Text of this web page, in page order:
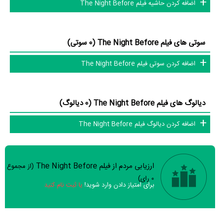
هر یک از آنها درمنظومیک صفحه اختصاصی دارند.
The Night Before هنوز موردی ثبت نشده است. قطعا ما و شما به این حد
قانع نیستیم؛ باید به‌کمک علاقمندان فیلم، سریال و تئاتر، این دایرة‌المعارف
کامل‌تر کنیم.
اضافه کردن حاشیه فیلم The Night Before
سوتی های فیلم The Night Before (0 سوتی)
اضافه کردن سوتی فیلم The Night Before
دیالوگ های فیلم The Night Before (0 دیالوگ)
اضافه کردن دیالوگ فیلم The Night Before
سوالات نظرسنجی ( 8 سوال) ارزیابی مردم از فیلم The Night Before
(از مجموع
0 رای)
برای امتیاز دادن وارد شوید! یا ثبت نام کنید